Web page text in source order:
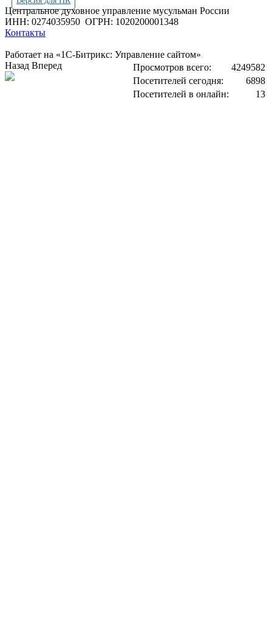
Центральное духовное управление мусульман России
ИНН: 0274035950 ОГРН: 1020200001348
Контакты
Работает на «1С-Битрикс: Управление сайтом»
Просмотров всего:
4249582
Посетителей сегодня:
6898
Посетителей в онлайн:
13
Назад Вперед